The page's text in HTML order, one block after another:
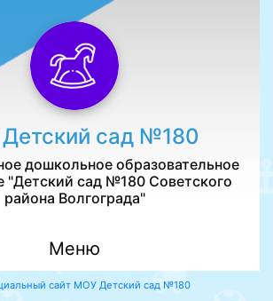
сад №180
дошкольное образовательное
"Детский сад №180 Советского
района Волгограда"
Меню
сайт МОУ Детский сад №180